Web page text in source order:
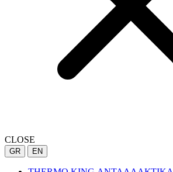
CLOSE
GR EN